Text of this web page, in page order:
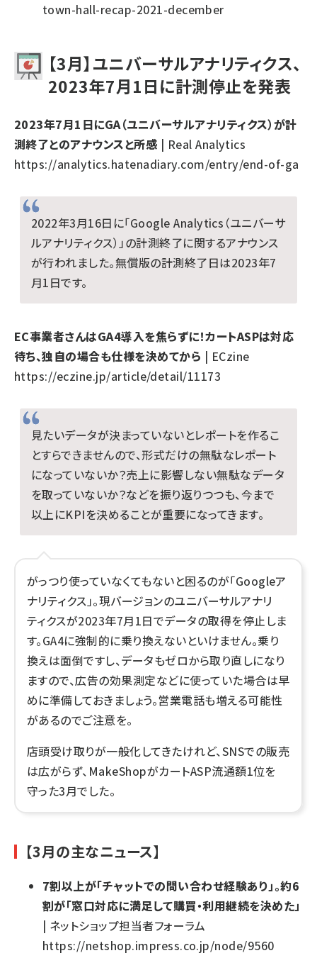
town-hall-recap-2021-december
【3月】ユニバーサルアナリティクス、
2023年7月1日に計測停止を発表
2023年7月1日にGA（ユニバーサルアナリティクス）が計
測終了とのアナウンスと所感 | Real Analytics
https://analytics.hatenadiary.com/entry/end-of-ga
2022年3月16日に「Google Analytics（ユニバーサ
ルアナリティクス）」の計測終了に関するアナウンス
が行われました。無償版の計測終了日は2023年7
月1日です。
EC事業者さんはGA4導入を焦らずに！カートASPは対応
待ち、独自の場合も仕様を決めてから | ECzine
https://eczine.jp/article/detail/11173
見たいデータが決まっていないとレポートを作るこ
とすらできませんので、形式だけの無駄なレポート
になっていないか？売上に影響しない無駄なデータ
を取っていないか？などを振り返りつつも、今まで
以上にKPIを決めることが重要になってきます。
がっつり使っていなくてもないと困るのが「Googleア
ナリティクス」。現バージョンのユニバーサルアナリ
ティクスが2023年7月1日でデータの取得を停止しま
す。GA4に強制的に乗り換えないといけません。乗り
換えは面倒ですし、データもゼロから取り直しになり
ますので、広告の効果測定などに使っていた場合は早
めに準備しておきましょう。営業電話も増える可能性
があるのでご注意を。
店頭受け取りが一般化してきたけれど、SNSでの販売
は広がらず、MakeShopがカートASP流通額1位を
守った3月でした。
【3月の主なニュース】
7割以上が「チャットでの問い合わせ経験あり」。約6
割が「窓口対応に満足して購買・利用継続を決めた」
| ネットショップ担当者フォーラム
https://netshop.impress.co.jp/node/9560